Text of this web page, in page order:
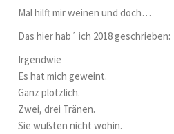
Mal hilft mir weinen und doch…
Das hier hab´ ich 2018 geschrieben:
Irgendwie
Es hat mich geweint.
Ganz plötzlich.
Zwei, drei Tränen.
Sie wußten nicht wohin.